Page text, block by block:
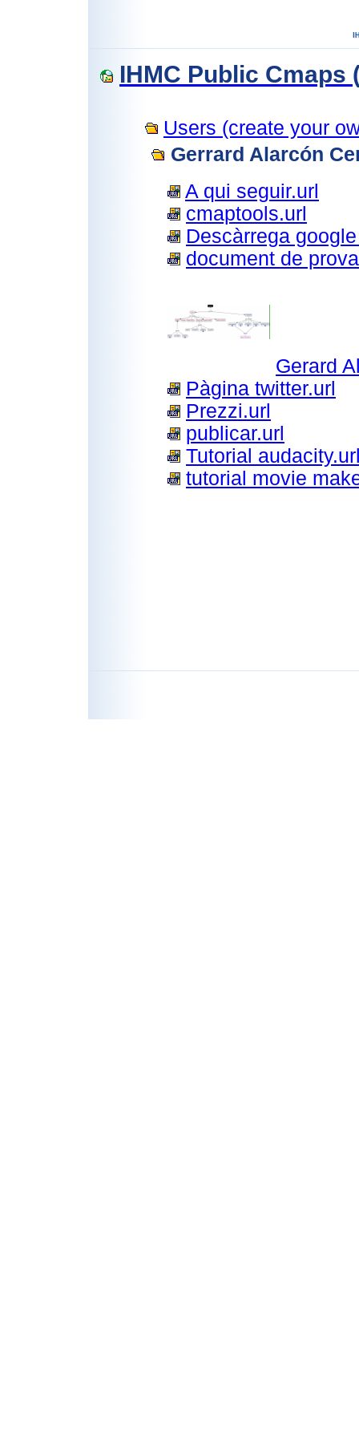
IHMC Public Cmaps
Users (create your
Gerrard Alarcón
A qui seguir.url
cmaptools.url
Descàrrega
document de
Gerard
Pàgina twitter.url
Prezzi.url
publicar.url
Tutorial
tutorial movie